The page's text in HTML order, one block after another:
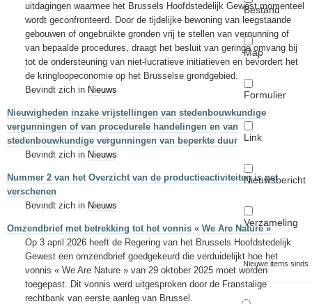
Bestand
Map
Formulier
Link
Nieuwsbericht
Verzameling
Nieuwe items sinds
uitdagingen waarmee het Brussels Hoofdstedelijk Gewest momenteel
wordt geconfronteerd. Door de tijdelijke bewoning van leegstaande
gebouwen of ongebruikte gronden vrij te stellen van vergunning of
van bepaalde procedures, draagt het besluit van geringe omvang bij
tot de ondersteuning van niet-lucratieve initiatieven en bevordert het
de kringloopeconomie op het Brusselse grondgebied.
Bevindt zich in Nieuws
Nieuwigheden inzake vrijstellingen van stedenbouwkundige
vergunningen of van procedurele handelingen en van
stedenbouwkundige vergunningen van beperkte duur
Bevindt zich in Nieuws
Nummer 2 van het Overzicht van de productieactiviteiten is net
verschenen
Bevindt zich in Nieuws
Omzendbrief met betrekking tot het vonnis « We Are Nature »
Op 3 april 2026 heeft de Regering van het Brussels Hoofdstedelijk
Gewest een omzendbrief goedgekeurd die verduidelijkt hoe het
vonnis « We Are Nature » van 29 oktober 2025 moet worden
toegepast. Dit vonnis werd uitgesproken door de Franstalige
rechtbank van eerste aanleg van Brussel.